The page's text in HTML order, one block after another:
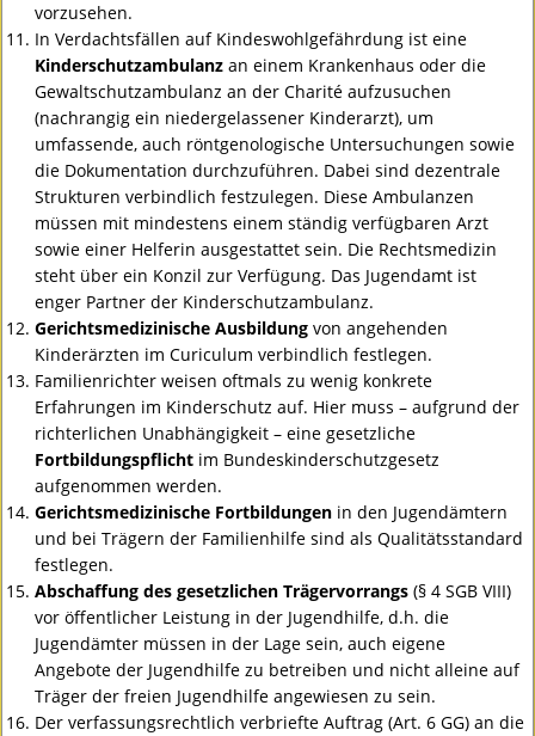
vorzusehen.
In Verdachtsfällen auf Kindeswohlgefährdung ist eine
Kinderschutzambulanz an einem Krankenhaus oder die
Gewaltschutzambulanz an der Charité aufzusuchen
(nachrangig ein niedergelassener Kinderarzt), um
umfassende, auch röntgenologische Untersuchungen sowie
die Dokumentation durchzuführen. Dabei sind dezentrale
Strukturen verbindlich festzulegen. Diese Ambulanzen
müssen mit mindestens einem ständig verfügbaren Arzt
sowie einer Helferin ausgestattet sein. Die Rechtsmedizin
steht über ein Konzil zur Verfügung. Das Jugendamt ist
enger Partner der Kinderschutzambulanz.
Gerichtsmedizinische Ausbildung von angehenden
Kinderärzten im Curiculum verbindlich festlegen.
Familienrichter weisen oftmals zu wenig konkrete
Erfahrungen im Kinderschutz auf. Hier muss – aufgrund der
richterlichen Unabhängigkeit – eine gesetzliche
Fortbildungspflicht im Bundeskinderschutzgesetz
aufgenommen werden.
Gerichtsmedizinische Fortbildungen in den Jugendämtern
und bei Trägern der Familienhilfe sind als Qualitätsstandard
festlegen.
Abschaffung des gesetzlichen Trägervorrangs (§ 4SGB VIII)
vor öffentlicher Leistung in der Jugendhilfe, d.h. die
Jugendämter müssen in der Lage sein, auch eigene
Angebote der Jugendhilfe zu betreiben und nicht alleine auf
Träger der freien Jugendhilfe angewiesen zu sein.
Der verfassungsrechtlich verbriefte Auftrag (Art. 6 GG) an die